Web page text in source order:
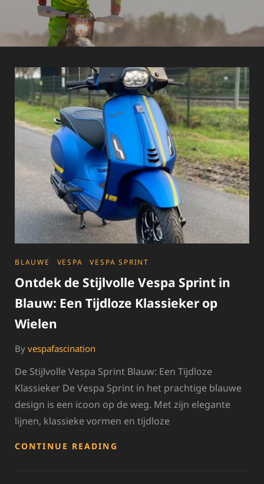
CATEGORIES
BLAUWE VESPA VESPA SPRINT
Ontdek de Stijlvolle Vespa Sprint in
Blauw: Een Tijdloze Klassieker op
Wielen
By vespafascination
De Stijlvolle Vespa Sprint Blauw: Een Tijdloze
Klassieker De Vespa Sprint in het prachtige blauwe
design is een icoon op de weg. Met zijn elegante
lijnen, klassieke vormen en tijdloze
CONTINUE READING